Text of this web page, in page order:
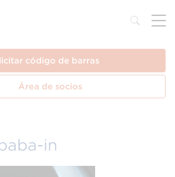
código de barras
Área de socios
in